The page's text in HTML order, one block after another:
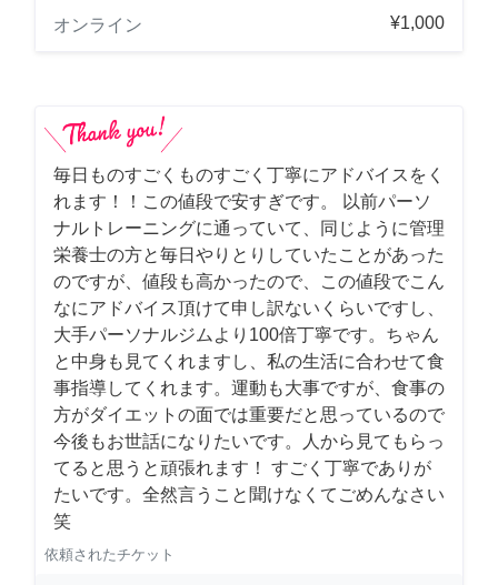
オンライン
¥1,000
毎日ものすごくものすごく丁寧にアドバイスをく
れます！！この値段で安すぎです。 以前パーソ
ナルトレーニングに通っていて、同じように管理
栄養士の方と毎日やりとりしていたことがあった
のですが、値段も高かったので、この値段でこん
なにアドバイス頂けて申し訳ないくらいですし、
大手パーソナルジムより100倍丁寧です。ちゃん
と中身も見てくれますし、私の生活に合わせて食
事指導してくれます。運動も大事ですが、食事の
方がダイエットの面では重要だと思っているので
今後もお世話になりたいです。人から見てもらっ
てると思うと頑張れます！ すごく丁寧でありが
たいです。全然言うこと聞けなくてごめんなさい
笑
依頼されたチケット